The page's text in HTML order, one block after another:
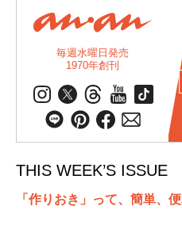
毎週水曜日発売
1970年創刊
THIS WEEK’S ISSUE
「作りおき」って、簡単、